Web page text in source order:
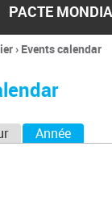
PACTE
› Events calendar
Année